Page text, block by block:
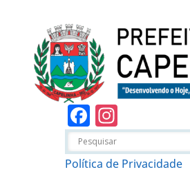
Facebook
Política de Privacidade